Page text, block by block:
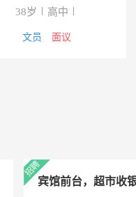
38岁 高中
文员 面议
宾馆前台，超市收